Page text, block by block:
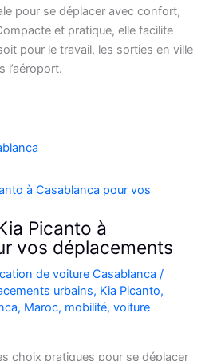
pour se déplacer avec confort,
et pratique, elle facilite
pour le travail, les sorties en ville
l’aéroport.
Picanto à
vos déplacements
de voiture Casablanca /
urbains, Kia Picanto,
, Maroc, mobilité, voiture
choix pratiques pour se déplacer